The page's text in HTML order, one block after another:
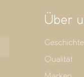
Über
Geschichte
Qualität